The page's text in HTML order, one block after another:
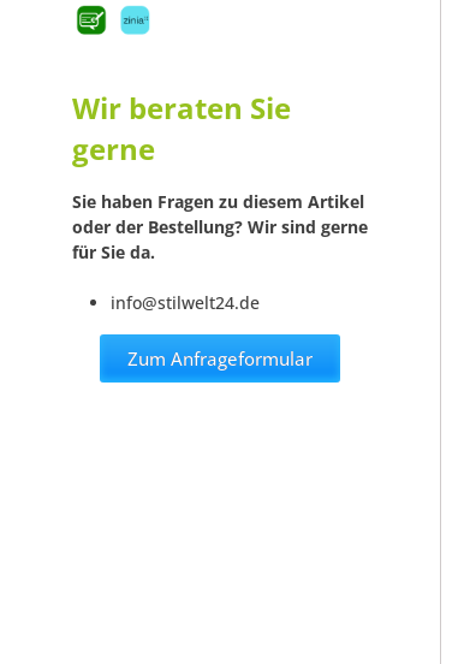
Wir beraten Sie
gerne
Sie haben Fragen zu diesem Artikel
oder der Bestellung? Wir sind gerne
für Sie da.
info@stilwelt24.de
Zum Anfrageformular